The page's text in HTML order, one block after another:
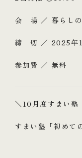
会 場 ／ 暮らしの
締 切 ／ 2025年
参加費 ／ 無料
＼10月度すまい塾
すまい塾「初めて